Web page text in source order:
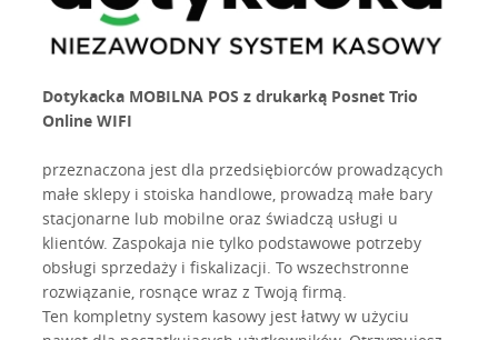
Dotykacka MOBILNA POS z drukarką Posnet Trio
Online WIFI
przeznaczona jest dla przedsiębiorców prowadzących
małe sklepy i stoiska handlowe, prowadzą małe bary
stacjonarne lub mobilne oraz świadczą usługi u
klientów. Zaspokaja nie tylko podstawowe potrzeby
obsługi sprzedaży i fiskalizacji. To wszechstronne
rozwiązanie, rosnące wraz z Twoją firmą.
Ten kompletny system kasowy jest łatwy w użyciu